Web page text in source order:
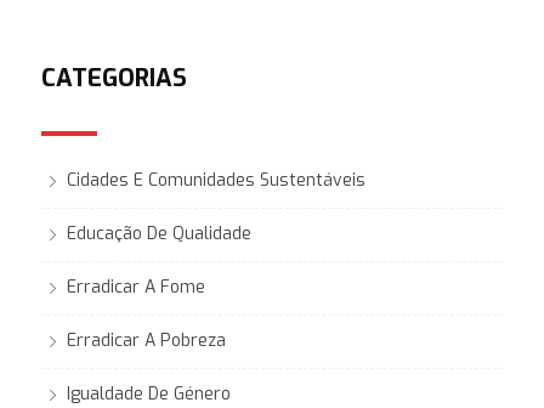
CATEGORIAS
Cidades E Comunidades Sustentáveis
Educação De Qualidade
Erradicar A Fome
Erradicar A Pobreza
Igualdade De Género